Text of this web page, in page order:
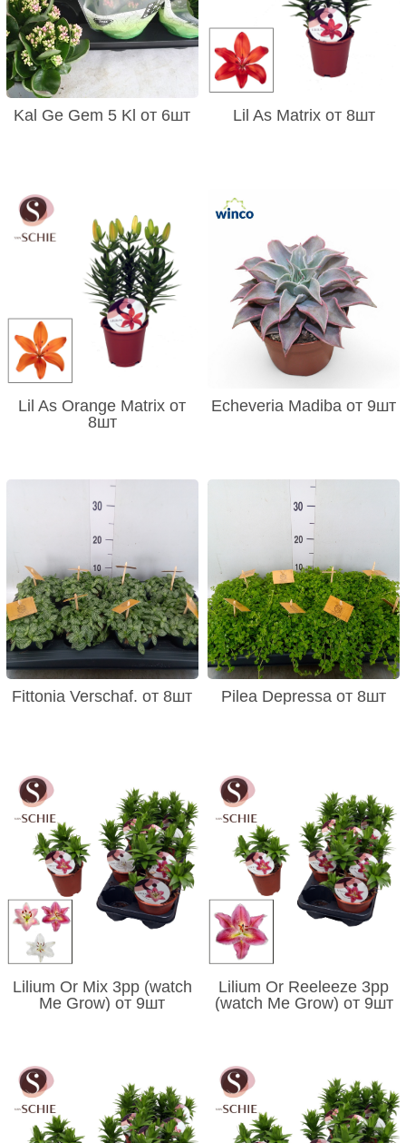
Kal Ge Gem 5 Kl от 6шт Lil As Matrix от 8шт
Lil As Orange Matrix от
8шт
Echeveria Madiba от 9шт
Fittonia Verschaf. от 8шт Pilea Depressa от 8шт
Lilium Or Mix 3pp (watch
Me Grow) от 9шт
Lilium Or Reeleeze 3pp
(watch Me Grow) от 9шт